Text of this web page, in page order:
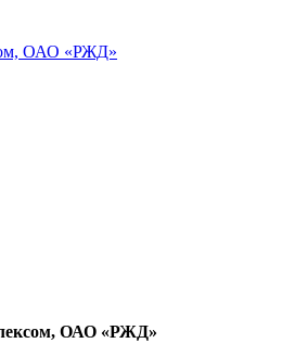
ОАО «РЖД»
ОАО «РЖД»